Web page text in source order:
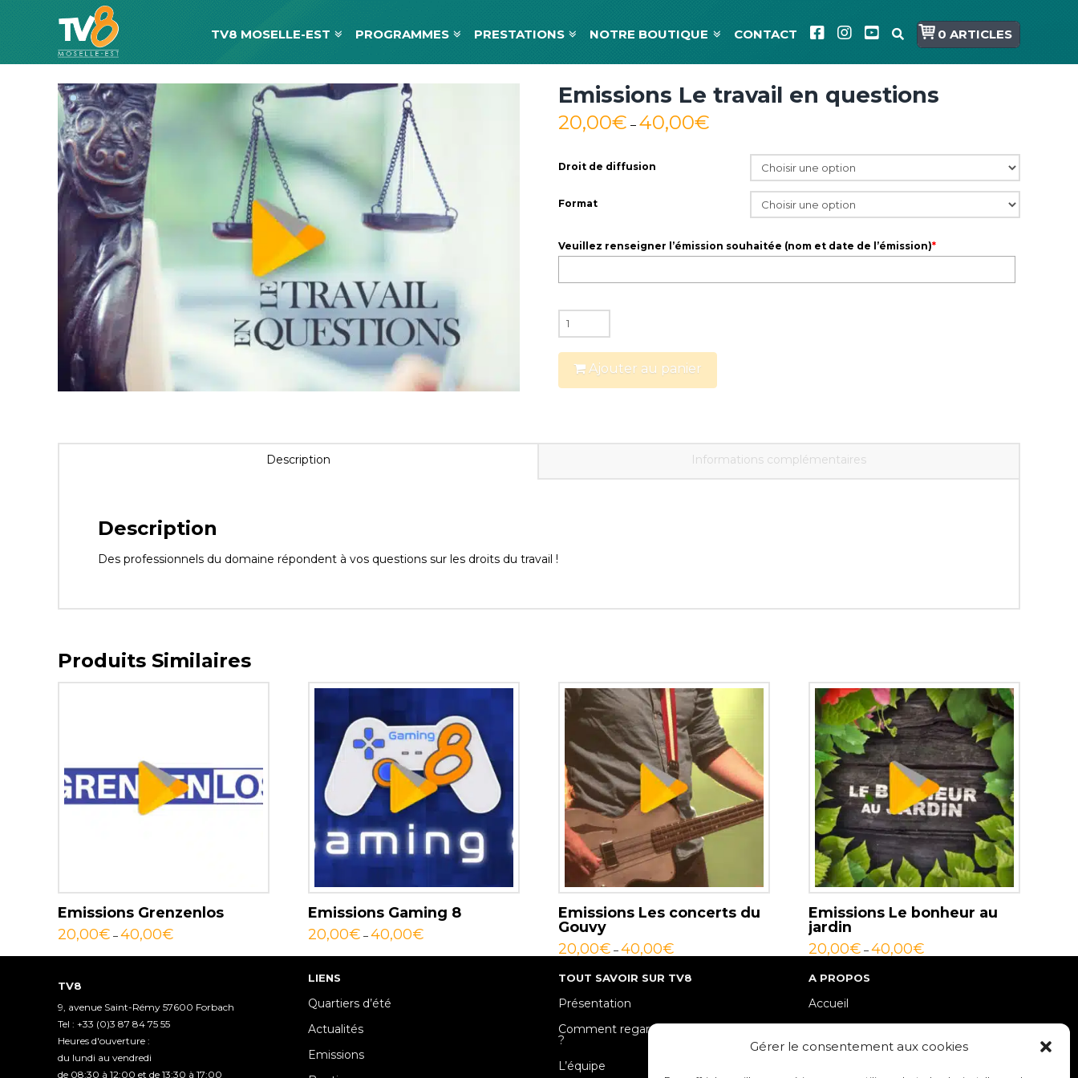
Gérer le consentement aux cookies
TV8 MOSELLE-EST PROGRAMMES PRESTATIONS NOTRE BOUTIQUE CONTACT 0 ARTICLES
Emissions Le travail en questions
20,00€ – 40,00€
Droit de diffusion
Format
Veuillez renseigner l’émission souhaitée (nom et date de l’émission)*
quantité
de
Emissions
travail
Ajouter au panier
Description Informations complémentaires
Description
Des professionnels du domaine répondent à vos questions sur les droits du travail !
Produits Similaires
Emissions Grenzenlos
20,00€ – 40,00€
Emissions Gaming 8
20,00€ – 40,00€
Emissions Les concerts du
Gouvy
20,00€ – 40,00€
Emissions Le bonheur au
jardin
20,00€ – 40,00€
TV8
9, avenue Saint-Rémy 57600 Forbach
Tel : +33 (0)3 87 84 75 55
Heures d'ouverture :
du lundi au vendredi
de 08:30 à 12:00 et de 13:30 à 17:00
LIENS
Quartiers d’été
Actualités
Emissions
TOUT SAVOIR SUR TV8
Présentation
Comment regarder TV8 Moselle-Est
?
L’équipe
A PROPOS
Accueil
Mentions Légales / Crédits